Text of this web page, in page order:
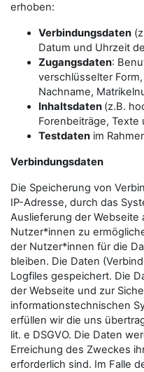
erhoben:
Verbindungsdaten
Datum und Uhrzeit
Zugangsdaten:
verschlüsselter
Nachname,
Inhaltsdaten (z.B.
Forenbeiträge, Texte
Testdaten im
Verbindungsdaten
Die Speicherung von
IP-Adresse, durch das
Auslieferung der Webseite
Nutzer*innen zu
der Nutzer*innen für die
bleiben. Die Daten
Logfiles gespeichert. Die
der Webseite und zur
informationstechnischen
erfüllen wir die uns
lit. e DSGVO. Die Daten
Erreichung des Zweckes
erforderlich sind. Im Falle